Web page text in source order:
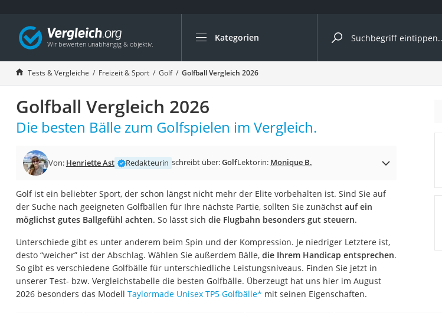
Kategorien
Die beliebtesten Vergleiche nach Kategorie
Freizeit & Sport
Gartentrampolin
Trampolin
Metalldetektor
Eufab-Fahrradträger
Trampolin 366 cm
Aluminium-Koffer
Futterboot
E-Bike-Dreirad
Trekkingschuhe Herren
Reisetasche mit Rollen
Tests & Vergleiche Freizeit & Sport Golf Golfball Vergleich 2026
Golfball Vergleich 2026
Die besten Bälle zum Golfspielen im Vergleich.
Von: Henriette Ast Redakteurin schreibt über:GolfLektorin: Monique B.
Golf ist ein beliebter Sport, der schon längst nicht mehr der Elite vorbehalten ist. Sind Sie auf
der Suche nach geeigneten Golfbällen für Ihre nächste Partie, sollten Sie zunächst auf ein
möglichst gutes Ballgefühl achten. So lässt sich die Flugbahn besonders gut steuern.
Unterschiede gibt es unter anderem beim Spin und der Kompression. Je niedriger Letztere ist,
desto “weicher” ist der Abschlag. Wählen Sie außerdem Bälle, die Ihrem Handicap entsprechen.
So gibt es verschiedene Golfbälle für unterschiedliche Leistungsniveaus. Finden Sie jetzt in
unserer Test- bzw. Vergleichstabelle die besten Golfbälle. Überzeugt hat uns hier im August
2026 besonders das Modell Taylormade Unisex TP5 Golfbälle* mit seinen Eigenschaften.